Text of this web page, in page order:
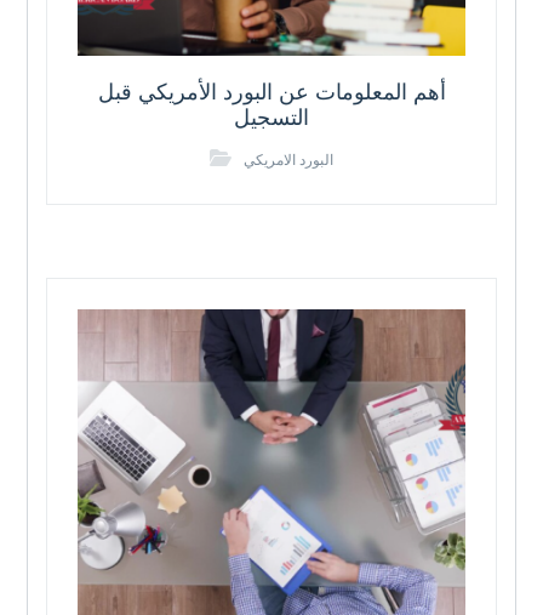
أهم المعلومات عن البورد الأمريكي قبل
التسجيل
البورد الامريكي